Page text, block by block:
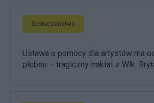
Społeczeństwo
Ustawa o pomocy dla artystów ma
plebsu – tragiczny traktat z Wlk.